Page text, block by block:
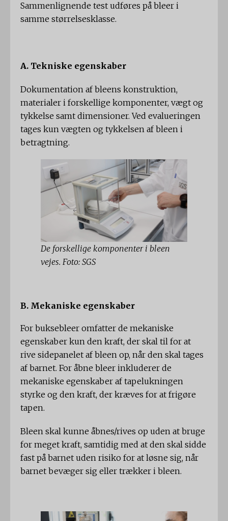
Sammenlignende test udføres på bleer i
samme størrelsesklasse.
A. Tekniske egenskaber
Dokumentation af bleens konstruktion,
materialer i forskellige komponenter, vægt og
tykkelse samt dimensioner. Ved evalueringen
tages kun vægten og tykkelsen af ​​bleen i
betragtning.
De forskellige komponenter i bleen
vejes. Foto: SGS
B. Mekaniske egenskaber
For buksebleer omfatter de mekaniske
egenskaber kun den kraft, der skal til for at
rive sidepanelet af bleen op, når den skal tages
af barnet. For åbne bleer inkluderer de
mekaniske egenskaber af tapelukningen
styrke og den kraft, der kræves for at frigøre
tapen.
Bleen skal kunne åbnes/rives op uden at bruge
for meget kraft, samtidig med at den skal sidde
fast på barnet uden risiko for at løsne sig, når
barnet bevæger sig eller trækker i bleen.